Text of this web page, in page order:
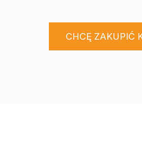
CHCĘ ZAKUPIĆ